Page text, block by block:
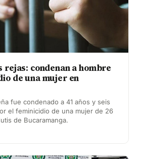
rejas: condenan a hombre
de una mujer en
fue condenado a 41 años y seis
el feminicidio de una mujer de 26
de Bucaramanga.